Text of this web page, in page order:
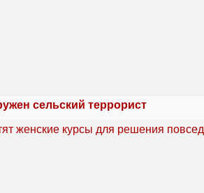
сельский террорист